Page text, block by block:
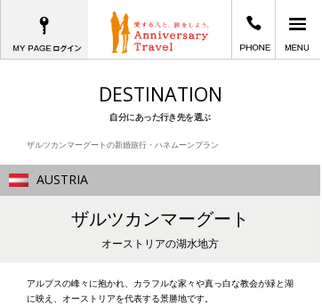
愛する人と、旅をし
DESTINATION
自分にあった行き先を選ぶ
ザルツカンマーグートの新婚旅行・ハネムーンプラン
AUSTRIA
ザルツカンマーグート
オーストリアの湖水地方
アルプスの峰々に抱かれ、カラフルな家々や真っ白な教会が緑と湖
に映え、オーストリアを代表する景勝地です。